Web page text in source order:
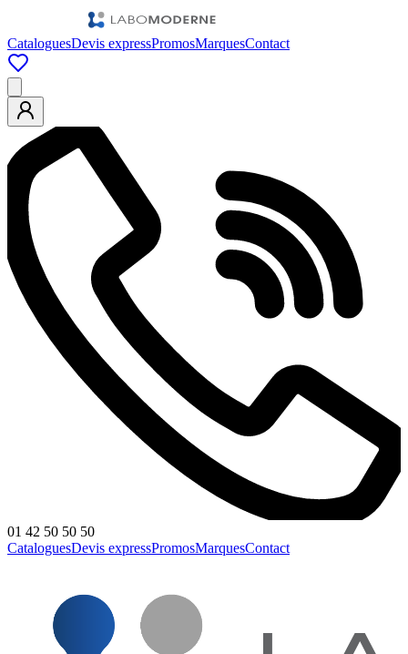
CataloguesDevis expressPromosMarquesContact
01 42 50 50 50
CataloguesDevis expressPromosMarquesContact